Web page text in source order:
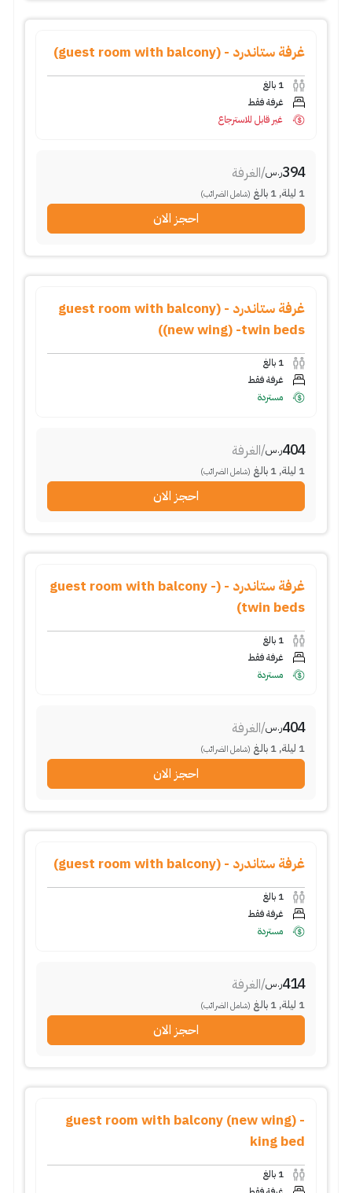
غرفة ستاندرد - (guest room with balcony)
1 بالغ
غرفة فقط
غير قابل للاسترجاع
394ر.س/الغرفة
1 ليلة,
1 بالغ (شامل الضرائب)
احجز الان
غرفة ستاندرد - (guest room with balcony
(new wing) -twin beds)
1 بالغ
غرفة فقط
مستردة
404ر.س/الغرفة
1 ليلة,
1 بالغ (شامل الضرائب)
احجز الان
غرفة ستاندرد - (guest room with balcony -
twin beds)
1 بالغ
غرفة فقط
مستردة
404ر.س/الغرفة
1 ليلة,
1 بالغ (شامل الضرائب)
احجز الان
غرفة ستاندرد - (guest room with balcony)
1 بالغ
غرفة فقط
مستردة
414ر.س/الغرفة
1 ليلة,
1 بالغ (شامل الضرائب)
احجز الان
guest room with balcony (new wing) -
king bed
1 بالغ